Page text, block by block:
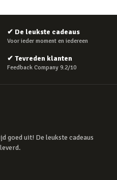
✔ De leukste cadeaus
Voor ieder moment en iedereen
✔ Tevreden klanten
Feedback Company 9.2/10
goed uit! De leukste cadeaus